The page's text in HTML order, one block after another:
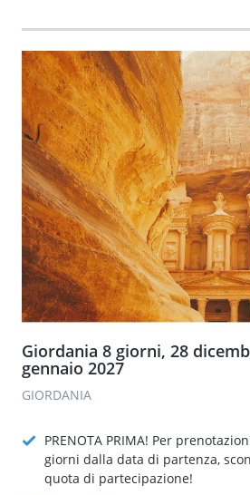
Giordania 8 giorni, 28
gennaio 2027
GIORDANIA
PRENOTA PRIMA! Per
giorni dalla data di partenza,
quota di partecipazione!